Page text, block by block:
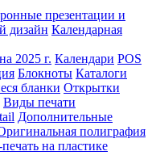
презентации и
дизайн Календарная
2025 г. Календари POS
Блокноты Каталоги
бланки Открытки
Виды печати
Дополнительные
полиграфия
на пластике